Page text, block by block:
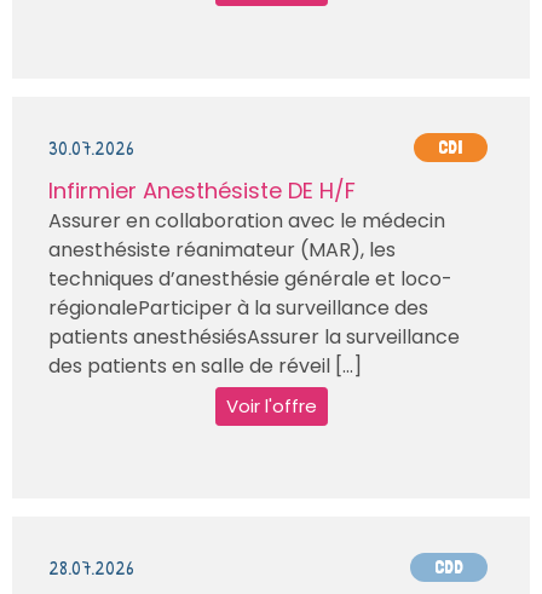
30.07.2026 CDI
Infirmier Anesthésiste DE H/F
Assurer en collaboration avec le médecin
anesthésiste réanimateur (MAR), les
techniques d’anesthésie générale et loco-
régionaleParticiper à la surveillance des
patients anesthésiésAssurer la surveillance
des patients en salle de réveil [...]
Voir l'offre
28.07.2026 CDD